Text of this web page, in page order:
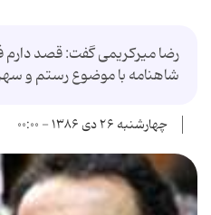
رضا میركریمی گفت:‌ قصد
شاهنامه با موضوع رستم و
چهارشنبه ۲۶ دی ۱۳۸۶ - ۰۰:۰۰